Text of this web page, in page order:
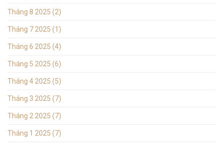
Tháng 8 2025 (2)
Tháng 7 2025 (1)
Tháng 6 2025 (4)
Tháng 5 2025 (6)
Tháng 4 2025 (5)
Tháng 3 2025 (7)
Tháng 2 2025 (7)
Tháng 1 2025 (7)